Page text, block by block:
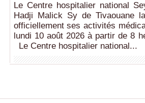
Le Centre hospitalier national
Hadji Malick Sy de Tivaouane
officiellement ses activités
lundi 10 août 2026 à partir de 8
Le Centre hospitalier national...